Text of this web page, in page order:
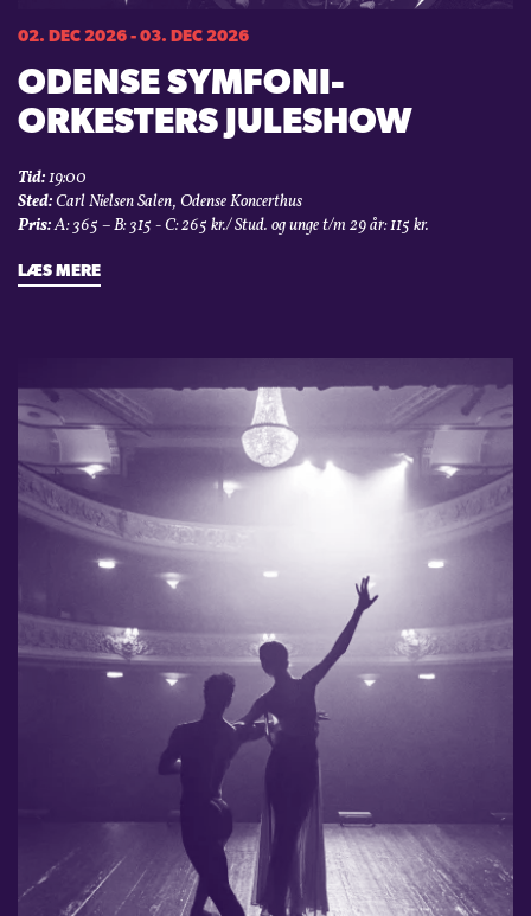
02. DEC 2026 - 03. DEC 2026
ODENSE SYMFONI­
ORKESTERS JULESHOW
Tid:19:00
Sted:Carl Nielsen Salen, Odense Koncerthus
Pris:A: 365 – B: 315 - C: 265 kr./ Stud. og unge t/m 29 år: 115 kr.
LÆS MERE